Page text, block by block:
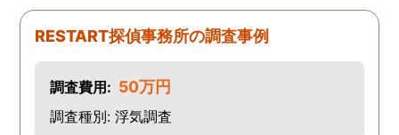
引ができる探偵社さんでし
た。
RESTART探偵事務所の調査事例
調査費用: 50万円
調査種別: 浮気調査